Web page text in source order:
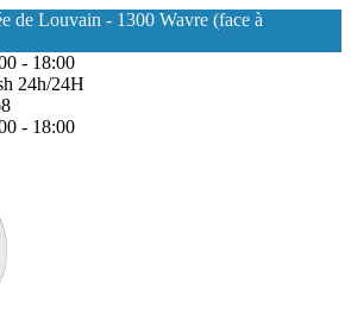
de Louvain - 1300 Wavre (face à
- 18:00
24h/24H
- 18:00